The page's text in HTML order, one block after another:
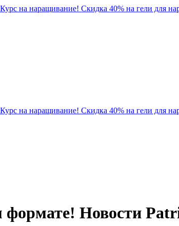
Курс на наращивание! Скидка 40% на гели для
Курс на наращивание! Скидка 40% на гели для
Новости